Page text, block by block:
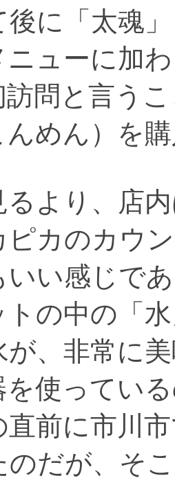
後に「太魂
ニューに加
問と言う
んめん）を
るより、店
ピカのカウ
いい感じで
トの中の「
が、非常に
を使ってい
直前に市川
のだが、そ